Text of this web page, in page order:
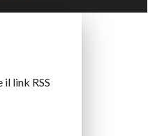
link RSS